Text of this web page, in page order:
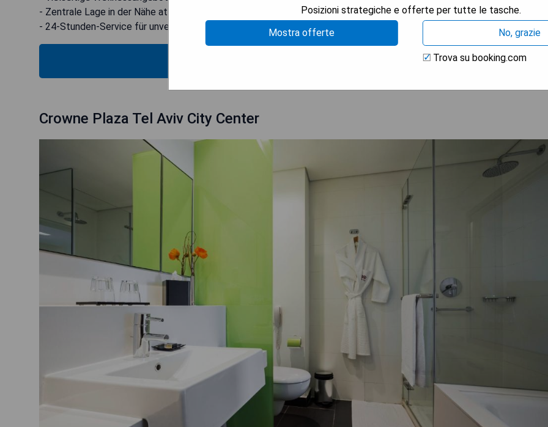
- Zentrale Lage in der Nähe attraktiver Sehenswürdigkeiten
- 24-Stunden-Service für unvergessliche Aufenthalte
Crowne Plaza Tel Aviv City Center
Posizioni strategiche e offerte per tutte le tasche.
Mostra offerte
No, grazie
Trova su booking.com